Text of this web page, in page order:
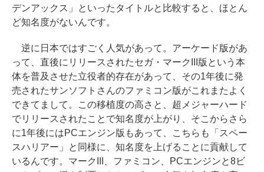
デンアックス」といったタイトルと比較すると、ほとん
ど知名度がないんです。
逆に日本ではすごく人気があって。アーケード版があ
って、直後にリリースされたセガ・マークIII版という本
体を普及させた立役者的存在があって、その1年後に発
売されたサンソフトさんのファミコン版がこれまたよく
できてまして。この移植度の高さと、超メジャーハード
でリリースされたことで知名度が上がり、そこからさら
に1年後にはPCエンジン版もあって、こちらも「スペー
スハリアー」と同様に、知名度を上げることに貢献して
いるんです。マークIII、ファミコン、PCエンジンと8ビ